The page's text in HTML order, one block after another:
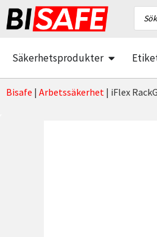
Säkerhetsprodukter
Bisafe | Arbetssäkerhet | iFlex